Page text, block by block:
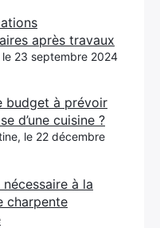
après travaux
le 23 septembre 2024
budget à prévoir
d’une cuisine ?
le 22 décembre
à la
charpente